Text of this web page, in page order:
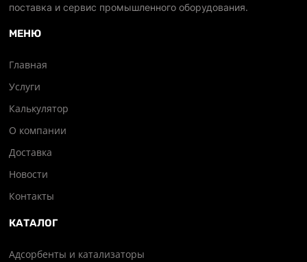
поставка и сервис промышленного оборудования.
МЕНЮ
Главная
Услуги
Калькулятор
О компании
Доставка
Новости
Контакты
КАТАЛОГ
Адсорбенты и катализаторы